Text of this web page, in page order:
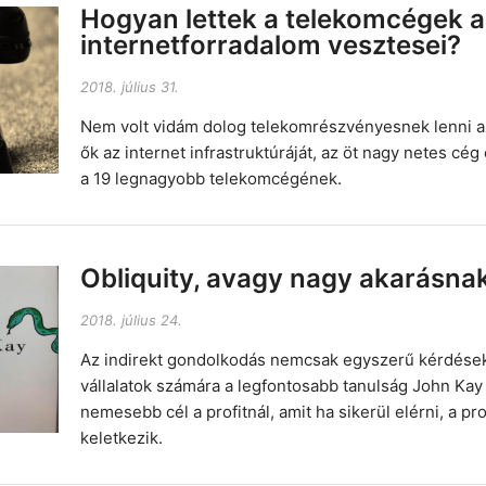
Hogyan lettek a telekomcégek
internetforradalom vesztesei?
2018. július 31.
Nem volt vidám dolog telekomrészvényesnek lenni
ők az internet infrastruktúráját, az öt nagy netes
a 19 legnagyobb telekomcégének.
Obliquity, avagy nagy
2018. július 24.
Az indirekt gondolkodás nemcsak egyszerű
vállalatok számára a legfontosabb tanulság John
nemesebb cél a profitnál, amit ha sikerül elérni, a
keletkezik.